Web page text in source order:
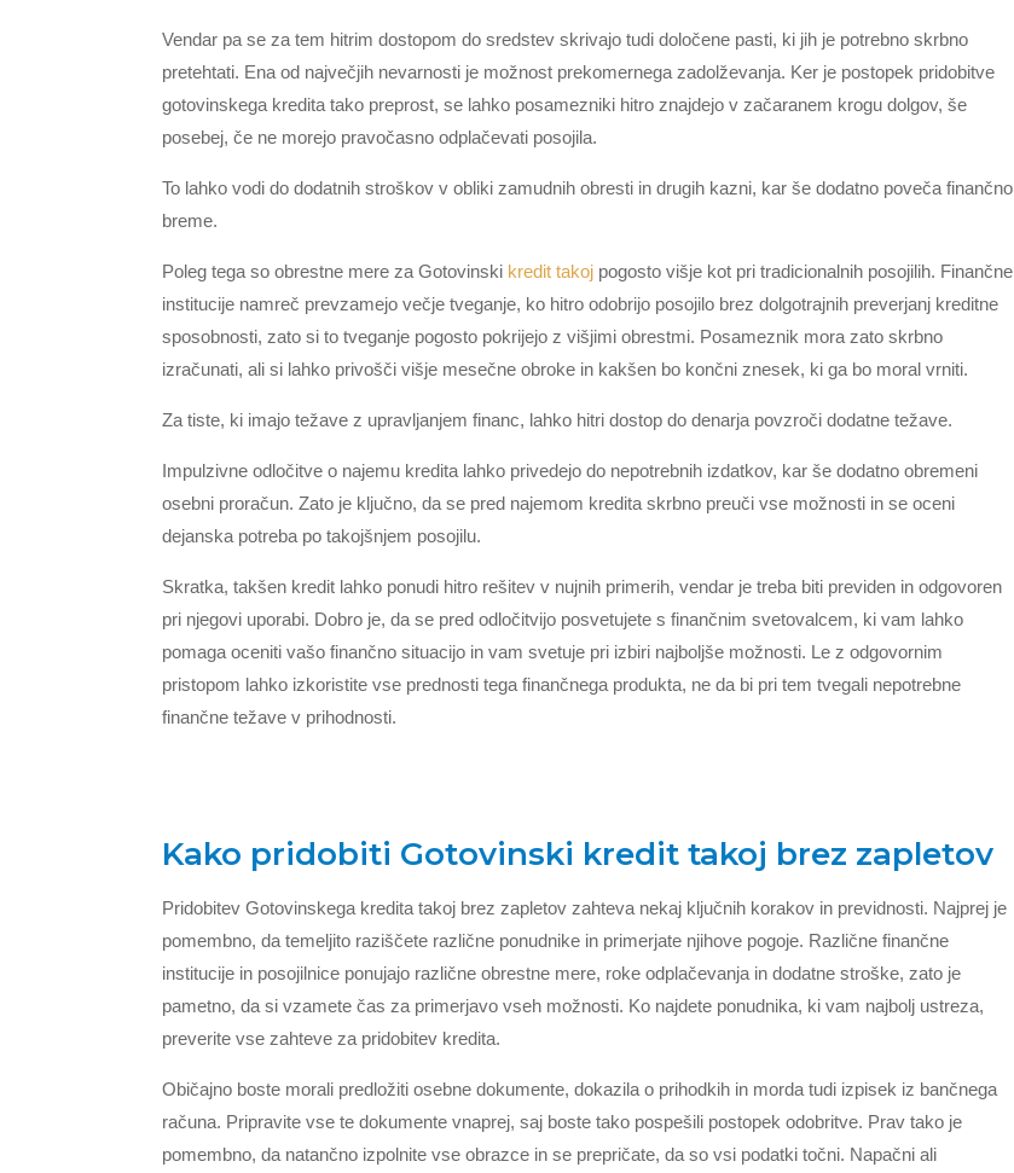
Vendar pa se za tem hitrim dostopom do sredstev skrivajo tudi določene pasti, ki jih je potrebno skrbno
pretehtati. Ena od največjih nevarnosti je možnost prekomernega zadolževanja. Ker je postopek pridobitve
gotovinskega kredita tako preprost, se lahko posamezniki hitro znajdejo v začaranem krogu dolgov, še
posebej, če ne morejo pravočasno odplačevati posojila.
To lahko vodi do dodatnih stroškov v obliki zamudnih obresti in drugih kazni, kar še dodatno poveča finančno
breme.
Poleg tega so obrestne mere za Gotovinski kredit takoj pogosto višje kot pri tradicionalnih posojilih. Finančne
institucije namreč prevzamejo večje tveganje, ko hitro odobrijo posojilo brez dolgotrajnih preverjanj kreditne
sposobnosti, zato si to tveganje pogosto pokrijejo z višjimi obrestmi. Posameznik mora zato skrbno
izračunati, ali si lahko privošči višje mesečne obroke in kakšen bo končni znesek, ki ga bo moral vrniti.
Za tiste, ki imajo težave z upravljanjem financ, lahko hitri dostop do denarja povzroči dodatne težave.
Impulzivne odločitve o najemu kredita lahko privedejo do nepotrebnih izdatkov, kar še dodatno obremeni
osebni proračun. Zato je ključno, da se pred najemom kredita skrbno preuči vse možnosti in se oceni
dejanska potreba po takojšnjem posojilu.
Skratka, takšen kredit lahko ponudi hitro rešitev v nujnih primerih, vendar je treba biti previden in odgovoren
pri njegovi uporabi. Dobro je, da se pred odločitvijo posvetujete s finančnim svetovalcem, ki vam lahko
pomaga oceniti vašo finančno situacijo in vam svetuje pri izbiri najboljše možnosti. Le z odgovornim
pristopom lahko izkoristite vse prednosti tega finančnega produkta, ne da bi pri tem tvegali nepotrebne
finančne težave v prihodnosti.
Kako pridobiti Gotovinski kredit takoj brez zapletov
Pridobitev Gotovinskega kredita takoj brez zapletov zahteva nekaj ključnih korakov in previdnosti. Najprej je
pomembno, da temeljito raziščete različne ponudnike in primerjate njihove pogoje. Različne finančne
institucije in posojilnice ponujajo različne obrestne mere, roke odplačevanja in dodatne stroške, zato je
pametno, da si vzamete čas za primerjavo vseh možnosti. Ko najdete ponudnika, ki vam najbolj ustreza,
preverite vse zahteve za pridobitev kredita.
Običajno boste morali predložiti osebne dokumente, dokazila o prihodkih in morda tudi izpisek iz bančnega
računa. Pripravite vse te dokumente vnaprej, saj boste tako pospešili postopek odobritve. Prav tako je
pomembno, da natančno izpolnite vse obrazce in se prepričate, da so vsi podatki točni. Napačni ali